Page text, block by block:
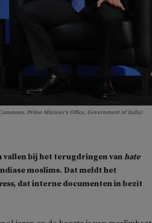
Prime Minister's Office, Government of India)
vallen bij het terugdringen vanhate
moslims. Dat meldt het
, dat interne documenten in bezit